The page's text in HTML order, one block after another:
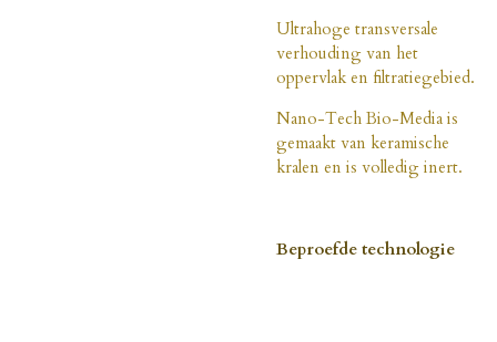
Ultrahoge transversale
verhouding van het
oppervlak en filtratiegebied.
Nano-Tech Bio-Media is
gemaakt van keramische
kralen en is volledig inert.
Beproefde technologie